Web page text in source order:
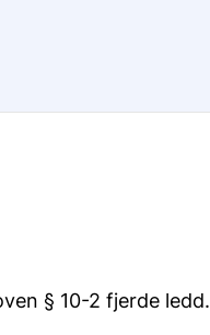
§ 10-2 fjerde ledd.